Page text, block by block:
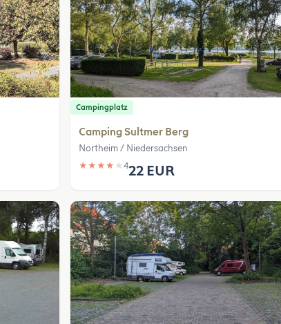
Campingplatz
Camping Sultmer Berg
Northeim / Niedersachsen
★ ★ ★ ★ ★422 EUR